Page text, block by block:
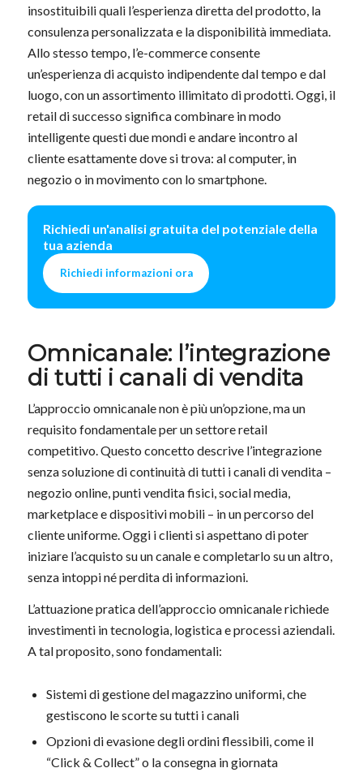
insostituibili quali l’esperienza diretta del prodotto, la
consulenza personalizzata e la disponibilità immediata.
Allo stesso tempo, l’e-commerce consente
un’esperienza di acquisto indipendente dal tempo e dal
luogo, con un assortimento illimitato di prodotti. Oggi, il
retail di successo significa combinare in modo
intelligente questi due mondi e andare incontro al
cliente esattamente dove si trova: al computer, in
negozio o in movimento con lo smartphone.
Richiedi un'analisi gratuita del potenziale della
tua azienda
Richiedi informazioni ora
Omnicanale: l’integrazione
di tutti i canali di vendita
L’approccio omnicanale non è più un’opzione, ma un
requisito fondamentale per un settore retail
competitivo. Questo concetto descrive l’integrazione
senza soluzione di continuità di tutti i canali di vendita –
negozio online, punti vendita fisici, social media,
marketplace e dispositivi mobili – in un percorso del
cliente uniforme. Oggi i clienti si aspettano di poter
iniziare l’acquisto su un canale e completarlo su un altro,
senza intoppi né perdita di informazioni.
L’attuazione pratica dell’approccio omnicanale richiede
investimenti in tecnologia, logistica e processi aziendali.
A tal proposito, sono fondamentali:
Sistemi di gestione del magazzino uniformi, che
gestiscono le scorte su tutti i canali
Opzioni di evasione degli ordini flessibili, come il
“Click & Collect” o la consegna in giornata